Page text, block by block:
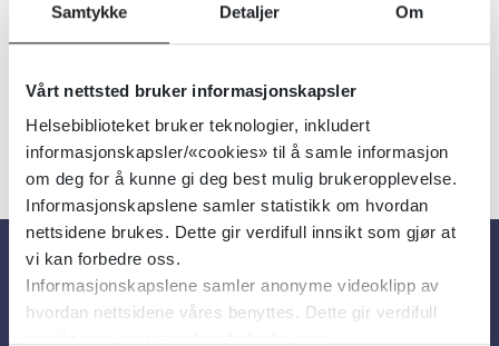
Samtykke Detaljer Om
Vårt nettsted bruker informasjonskapsler
Helsebiblioteket bruker teknologier, inkludert
informasjonskapsler/«cookies» til å samle informasjon
om deg for å kunne gi deg best mulig brukeropplevelse.
Informasjonskapslene samler statistikk om hvordan
nettsidene brukes. Dette gir verdifull innsikt som gjør at
vi kan forbedre oss.
Informasjonskapslene samler anonyme videoklipp av
hvordan nettsidene våres benyttes. Dette gir verdifull
Om oss